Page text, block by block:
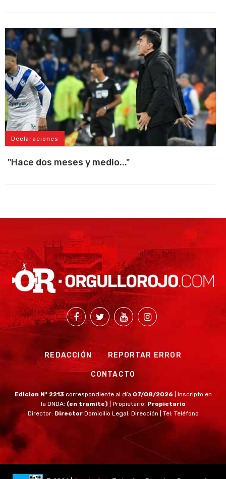
Declaraciones
"Hace dos meses y medio..."
REDACCIÓN REPORTAR ERROR
CONTACTO
Edicion Nº 2213 correspondiente al día 07/08/2026
| Inscripto en
la DNDA: (en tramite) | Propietario: Propietario
Director: Director Domicilio Legal: Dirección | Tel: Teléfono